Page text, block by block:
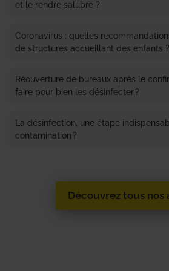
et le rendre salubre ?
Coronavirus : quelles
de structures accueillant des enfants ?
Réouverture de bureaux après le
faire pour bien les désinfecter ?
La désinfection, une étape
contamination ?
Découvrez tous nos